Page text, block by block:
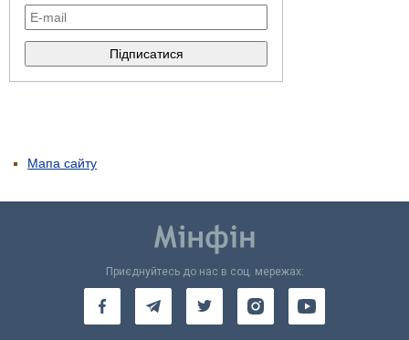
Мапа сайту
Приєднуйтесь до нас в соц. мережах: